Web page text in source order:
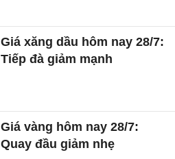
Giá xăng dầu hôm nay 28/7:
Tiếp đà giảm mạnh
Giá vàng hôm nay 28/7:
Quay đầu giảm nhẹ